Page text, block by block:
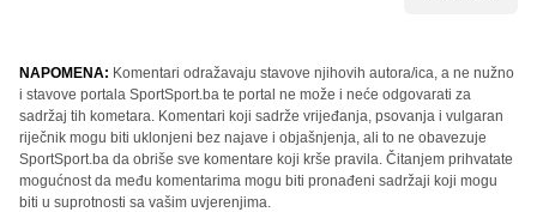
NAPOMENA: Komentari odražavaju stavove njihovih autora/ica, a ne nužno
i stavove portala SportSport.ba te portal ne može i neće odgovarati za
sadržaj tih kometara. Komentari koji sadrže vrijeđanja, psovanja i vulgaran
riječnik mogu biti uklonjeni bez najave i objašnjenja, ali to ne obavezuje
SportSport.ba da obriše sve komentare koji krše pravila. Čitanjem prihvatate
mogućnost da među komentarima mogu biti pronađeni sadržaji koji mogu
biti u suprotnosti sa vašim uvjerenjima.